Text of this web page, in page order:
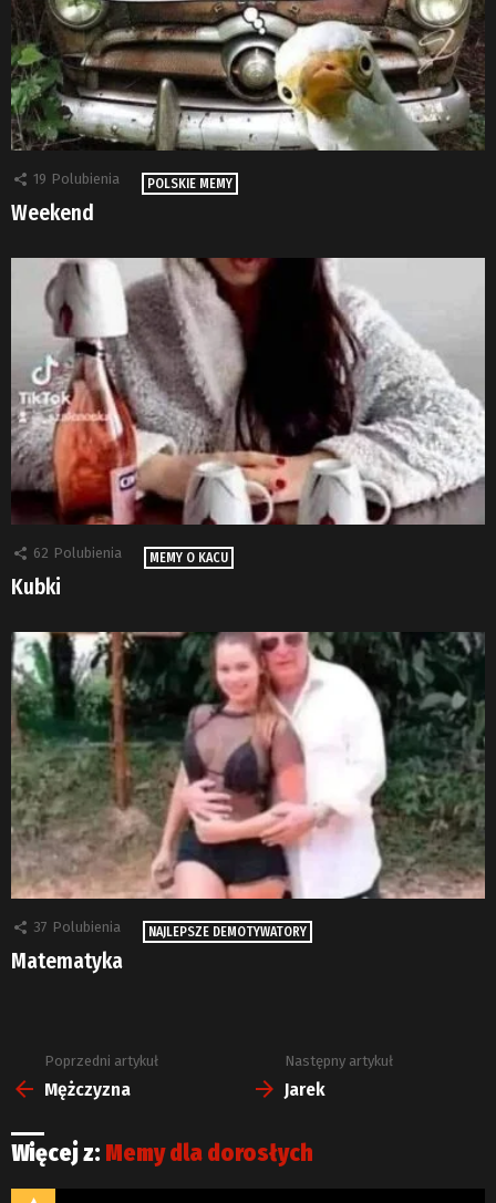
19 Polubienia POLSKIE MEMY
Weekend
62 Polubienia MEMY O KACU
Kubki
37 Polubienia NAJLEPSZE DEMOTYWATORY
Matematyka
Zobacz
więcej
Poprzedni artykuł
Mężczyzna
Następny artykuł
Jarek
Więcej z: Memy dla dorosłych